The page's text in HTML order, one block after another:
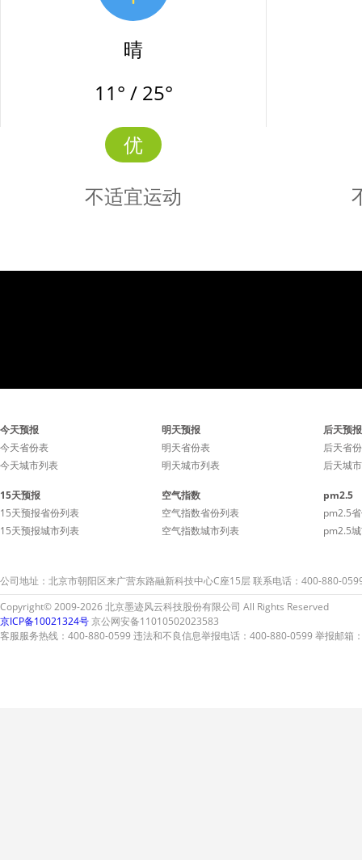
晴
11° / 25°
优
不适宜运动
气压有点偏低了，较不适宜
在户外进行剧烈运动。
气压有
在户
今天预报
今天省份表
今天城市列表
明天预报
明天省份表
明天城市列表
后天预报
后天省
后天城
15天预报
15天预报省份列表
15天预报城市列表
空气指数
空气指数省份列表
空气指数城市列表
pm2.5
pm2.5
pm2.5
公司地址：北京市朝阳区来广营东路融新科技中心C座15层 联系电话：400-880-
Copyright© 2009-2026 北京墨迹风云科技股份有限公司 All Rights Reserved
京ICP备10021324号京公网安备11010502023583
客服服务热线：400-880-0599 违法和不良信息举报电话：400-880-0599 举报邮箱